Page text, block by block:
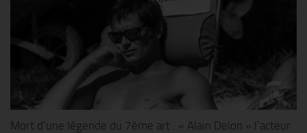
Mort d’une légende du 7ème art : « Alain Delon » l’acteur